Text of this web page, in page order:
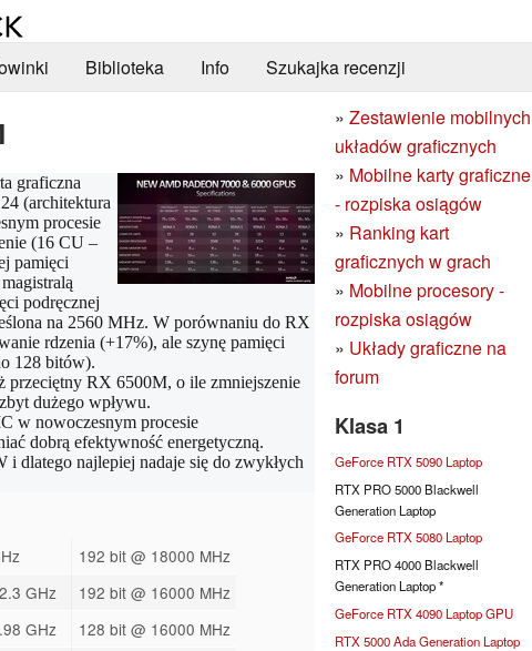
Biblioteka Info Szukajka recenzji
graficzna
(architektura
procesie
(16 CU –
pamięci
podręcznej
na 2560 MHz. W porównaniu do RX
rdzenia (+17%), ale szynę pamięci
128 bitów).
przeciętny RX 6500M, o ile zmniejszenie
dużego wpływu.
w nowoczesnym procesie
dobrą efektywność energetyczną.
dlatego najlepiej nadaje się do zwykłych
192 bit @ 18000 MHz
GHz 192 bit @ 16000 MHz
GHz 128 bit @ 16000 MHz
» Zestawienie mobilnych
układów graficznych
» Mobilne karty graficzne
- rozpiska osiągów
» Ranking kart
graficznych w grach
» Mobilne procesory -
rozpiska osiągów
» Układy graficzne na
forum
Klasa 1
GeForce RTX 5090 Laptop
RTX PRO 5000 Blackwell
Generation Laptop
GeForce RTX 5080 Laptop
RTX PRO 4000 Blackwell
Generation Laptop *
GeForce RTX 4090 Laptop GPU
RTX 5000 Ada Generation Laptop